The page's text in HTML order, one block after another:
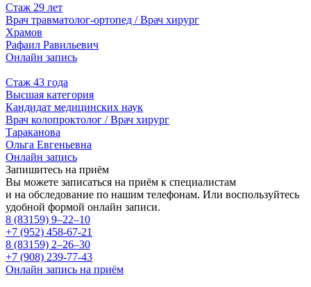
Стаж 29 лет
Врач травматолог-ортопед / Врач хирург
Храмов
Рафаил Равильевич
Онлайн запись
Стаж 43 года
Высшая категория
Кандидат медицинских наук
Врач колопроктолог / Врач хирург
Тараканова
Ольга Евгеньевна
Онлайн запись
Запишитесь на приём
Вы можете записаться на приём к специалистам
и на обследование по нашим телефонам. Или воспользуйтесь
удобной формой онлайн записи.
8 (83159) 9–22–10
+7 (952) 458-67-21
8 (83159) 2–26–30
+7 (908) 239-77-43
Онлайн запись на приём